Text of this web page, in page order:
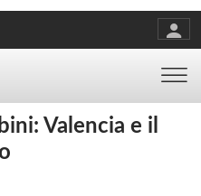
Valencia e il